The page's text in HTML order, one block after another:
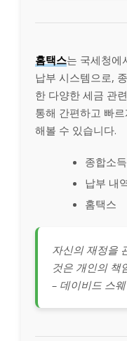
홈택스는 국세청에
납부 시스템으로,
한 다양한 세금 관
통해 간편하고 빠
해볼 수 있습니다.
종합소
납부 내
홈택스
자신의 재정을
것은 개인의 책
– 데이비드 스